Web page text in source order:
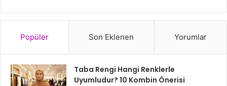
Popüler Son Eklenen Yorumlar
Taba Rengi Hangi Renklerle
Uyumludur? 10 Kombin Önerisi